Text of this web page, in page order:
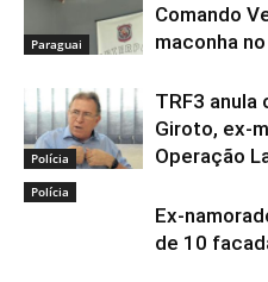
Paraguai
Comando
maconha
Polícia
TRF3 anula
Giroto, ex-
Operação
Polícia
Ex-
de 10